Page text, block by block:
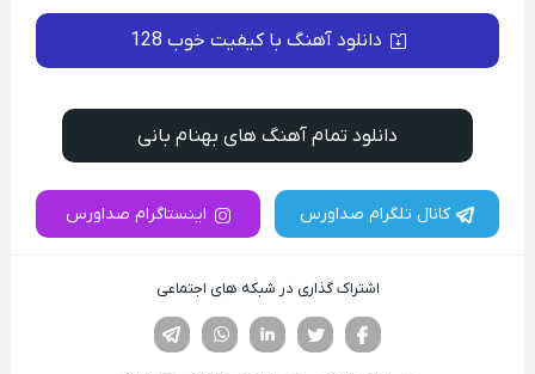
دانلود آهنگ با کیفیت خوب 128
دانلود تمام آهنگ های بهنام بانی
کانال تلگرام صداورس اینستاگرام صداورس
اشتراک گذاری در شبکه های اجتماعی
لینکدین تویتر
فیسوک